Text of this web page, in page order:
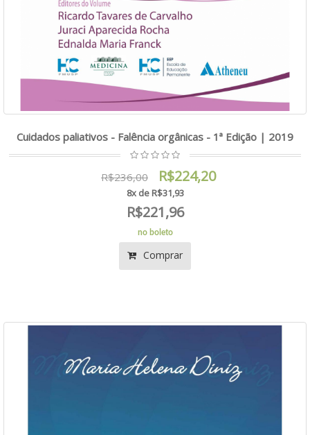
Cuidados paliativos - Falência orgânicas - 1ª Edição | 2019
R$236,00 R$224,20
8x de R$31,93
R$221,96
no boleto
Comprar